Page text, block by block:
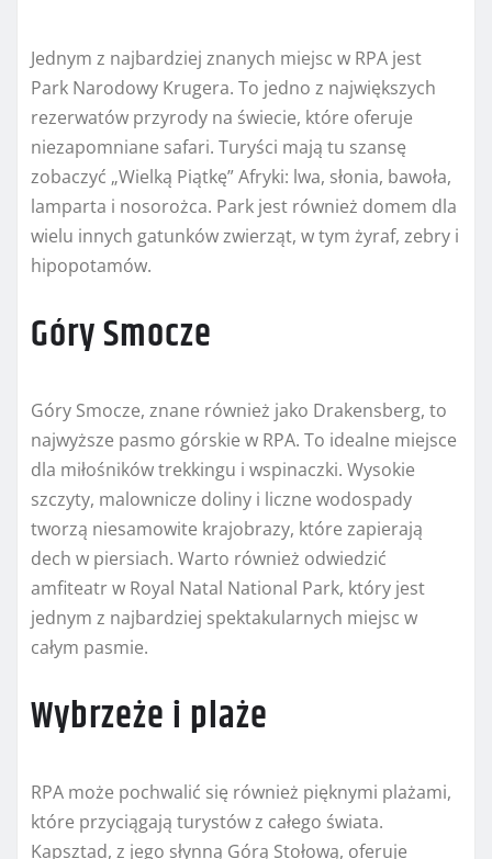
Jednym z najbardziej znanych miejsc w RPA jest
Park Narodowy Krugera. To jedno z największych
rezerwatów przyrody na świecie, które oferuje
niezapomniane safari. Turyści mają tu szansę
zobaczyć „Wielką Piątkę” Afryki: lwa, słonia, bawoła,
lamparta i nosorożca. Park jest również domem dla
wielu innych gatunków zwierząt, w tym żyraf, zebry i
hipopotamów.
Góry Smocze
Góry Smocze, znane również jako Drakensberg, to
najwyższe pasmo górskie w RPA. To idealne miejsce
dla miłośników trekkingu i wspinaczki. Wysokie
szczyty, malownicze doliny i liczne wodospady
tworzą niesamowite krajobrazy, które zapierają
dech w piersiach. Warto również odwiedzić
amfiteatr w Royal Natal National Park, który jest
jednym z najbardziej spektakularnych miejsc w
całym pasmie.
Wybrzeże i plaże
RPA może pochwalić się również pięknymi plażami,
które przyciągają turystów z całego świata.
Kapsztad, z jego słynną Górą Stołową, oferuje